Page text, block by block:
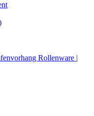
Rollenware |